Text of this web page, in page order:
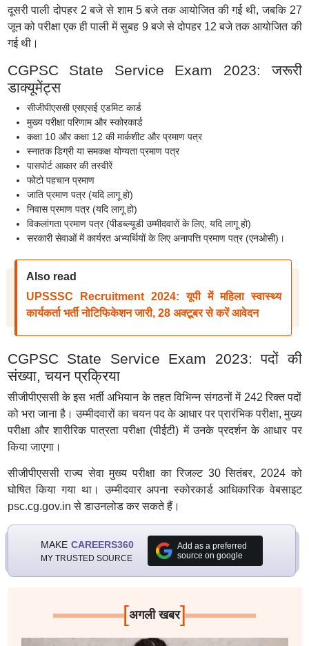
दूसरी पाली दोपहर 2 बजे से शाम 5 बजे तक आयोजित की गई थी, जबकि 27
जून को परीक्षा एक ही पाली में सुबह 9 बजे से दोपहर 12 बजे तक आयोजित की
गई थी।
CGPSC State Service Exam 2023: जरूरी
डाक्यूमेंट्स
सीजीपीएससी एसएसई एडमिट कार्ड
मुख्य परीक्षा परिणाम और स्कोरकार्ड
कक्षा 10 और कक्षा 12 की मार्कशीट और प्रमाण पत्र
स्नातक डिग्री या समकक्ष योग्यता प्रमाण पत्र
पासपोर्ट आकार की तस्वीरें
फोटो पहचान प्रमाण
जाति प्रमाण पत्र (यदि लागू हो)
निवास प्रमाण पत्र (यदि लागू हो)
विकलांगता प्रमाण पत्र (पीडब्ल्यूडी उम्मीदवारों के लिए, यदि लागू हो)
सरकारी सेवाओं में कार्यरत अभ्यर्थियों के लिए अनापत्ति प्रमाण पत्र (एनओसी)।
Also read
UPSSSC Recruitment 2024: यूपी में महिला स्वास्थ्य
कार्यकर्ता भर्ती नोटिफिकेशन जारी, 28 अक्टूबर से करें आवेदन
CGPSC State Service Exam 2023: पदों की
संख्या, चयन प्रक्रिया
सीजीपीएससी के इस भर्ती अभियान के तहत विभिन्न संगठनों में 242 रिक्त पदों
को भरा जाना है। उम्मीदवारों का चयन पद के आधार पर प्रारंभिक परीक्षा, मुख्य
परीक्षा और शारीरिक पात्रता परीक्षा (पीईटी) में उनके प्रदर्शन के आधार पर
किया जाएगा।
सीजीपीएससी राज्य सेवा मुख्य परीक्षा का रिजल्ट 30 सितंबर, 2024 को
घोषित किया गया था। उम्मीदवार अपना स्कोरकार्ड आधिकारिक वेबसाइट
psc.cg.gov.in से डाउनलोड कर सकते हैं।
MAKE CAREERS360
MY TRUSTED SOURCE
Add as a preferred
source on google
[अगली खबर]